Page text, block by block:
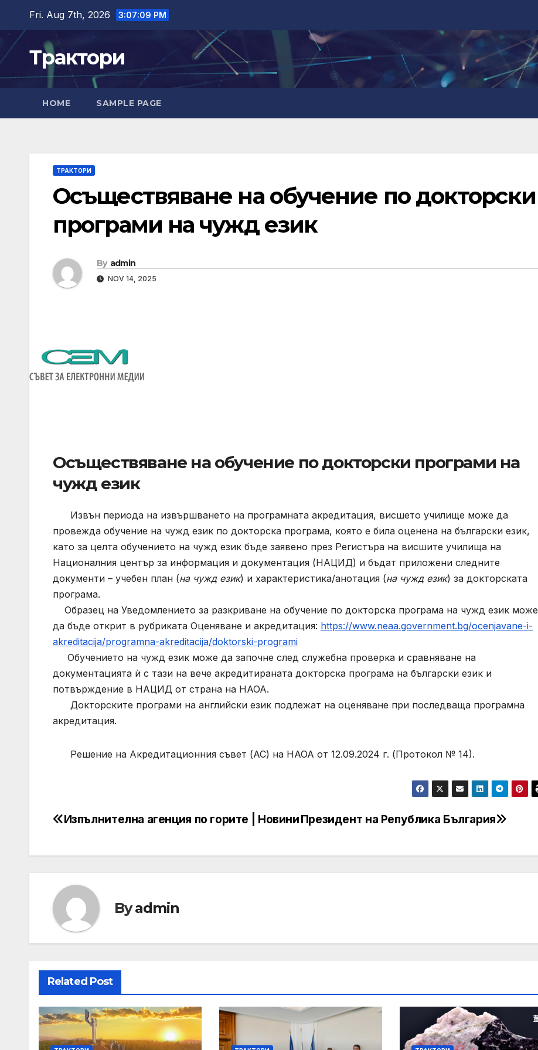
content
Fri. Aug 7th, 2026 3:07:09 PM
Трактори
HOME SAMPLE PAGE
ТРАКТОРИ
Осъществяване на обучение по докторски
програми на чужд език
By admin
NOV 14, 2025
Осъществяване на обучение по докторски програми на
чужд език
Извън периода на извършването на програмната акредитация, висшето училище може да
провежда обучение на чужд език по докторска програма, която е била оценена на български език,
като за целта обучението на чужд език бъде заявено през Регистъра на висшите училища на
Националния център за информация и документация (НАЦИД) и бъдат приложени следните
документи – учебен план (на чужд език) и характеристика/анотация (на чужд език) за докторската
програма.
Образец на Уведомлението за разкриване на обучение по докторска програма на чужд език може
да бъде открит в рубриката Оценяване и акредитация: https://www.neaa.government.bg/ocenjavane-i-
akreditacija/programna-akreditacija/doktorski-programi
Обучението на чужд език може да започне след служебна проверка и сравняване на
документацията ѝ с тази на вече акредитираната докторска програма на български език и
потвърждение в НАЦИД от страна на НАОА.
Докторските програми на английски език подлежат на оценяване при последваща програмна
акредитация.
Решение на Акредитационния съвет (АС) на НАОА от 12.09.2024 г. (Протокол № 14).
Post
Президент на Република България
Изпълнителна агенция по горите | Новини
Byadmin
Related Post